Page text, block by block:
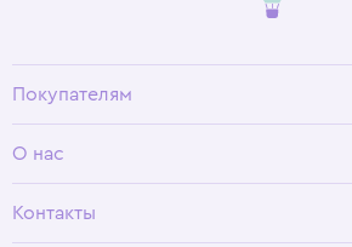
Покупателям
Условия возврата
О нас
Программа лояльности
Контакты